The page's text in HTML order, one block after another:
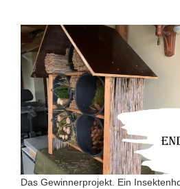
Das Gewinnerprojekt. Ein